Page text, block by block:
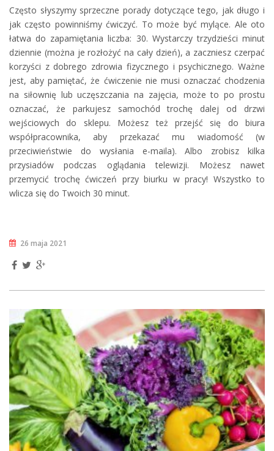
Często słyszymy sprzeczne porady dotyczące tego, jak długo i
jak często powinniśmy ćwiczyć. To może być mylące. Ale oto
łatwa do zapamiętania liczba: 30. Wystarczy trzydzieści minut
dziennie (można je rozłożyć na cały dzień), a zaczniesz czerpać
korzyści z dobrego zdrowia fizycznego i psychicznego. Ważne
jest, aby pamiętać, że ćwiczenie nie musi oznaczać chodzenia
na siłownię lub uczęszczania na zajęcia, może to po prostu
oznaczać, że parkujesz samochód trochę dalej od drzwi
wejściowych do sklepu. Możesz też przejść się do biura
współpracownika, aby przekazać mu wiadomość (w
przeciwieństwie do wysłania e-maila). Albo zrobisz kilka
przysiadów podczas oglądania telewizji. Możesz nawet
przemycić trochę ćwiczeń przy biurku w pracy! Wszystko to
wlicza się do Twoich 30 minut.
26 maja 2021